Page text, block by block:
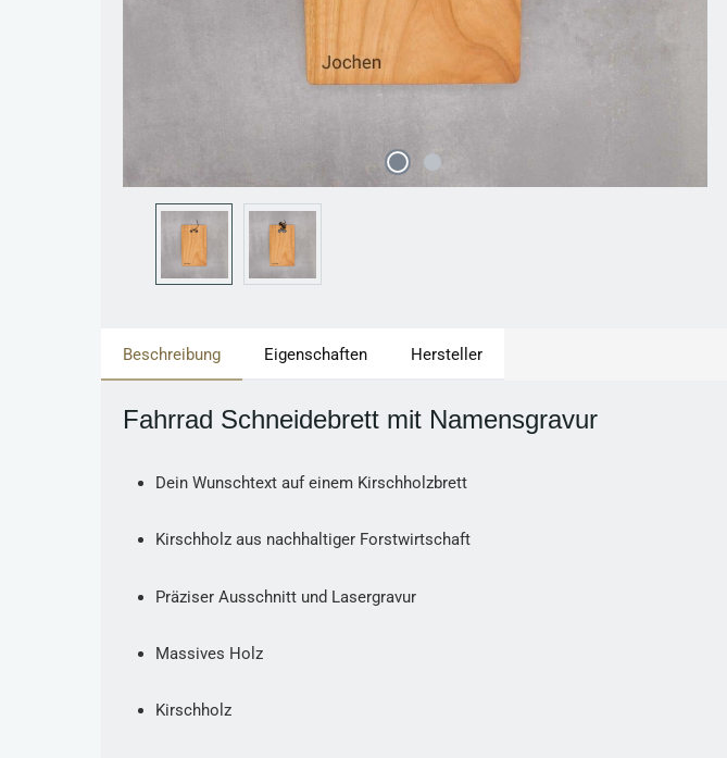
Beschreibung Eigenschaften Hersteller
Fahrrad Schneidebrett mit Namensgravur
Dein Wunschtext auf einem Kirschholzbrett
Kirschholz aus nachhaltiger Forstwirtschaft
Präziser Ausschnitt und Lasergravur
Massives Holz
Kirschholz